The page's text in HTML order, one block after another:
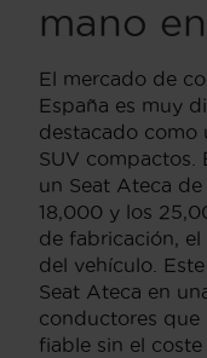
mano
El mercado de
España es muy
destacado como
SUV compactos.
un Seat Ateca
18,000 y los
de fabricación,
del vehículo.
Seat Ateca en
conductores que
fiable sin el